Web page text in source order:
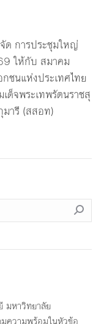
ด การประชุมใหญ่
ให้กับ สมาคม
ชนแห่งประเทศไทย
ด็จพระเทพรัตนราชสุ
มารี (สสอท)
มหาวิทยาลัย
ความพร้อมในหัวข้อ